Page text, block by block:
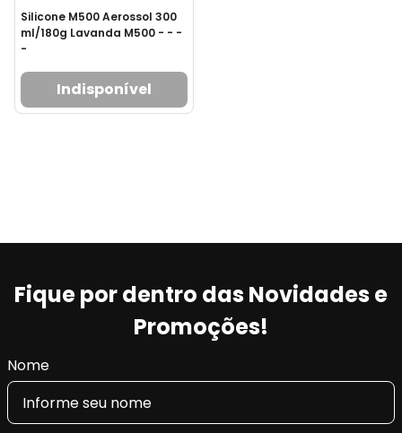
Silicone M500 Aerossol 300
ml/180g Lavanda M500 - - -
-
Indisponível
Fique por dentro das Novidades e
Promoções!
Nome